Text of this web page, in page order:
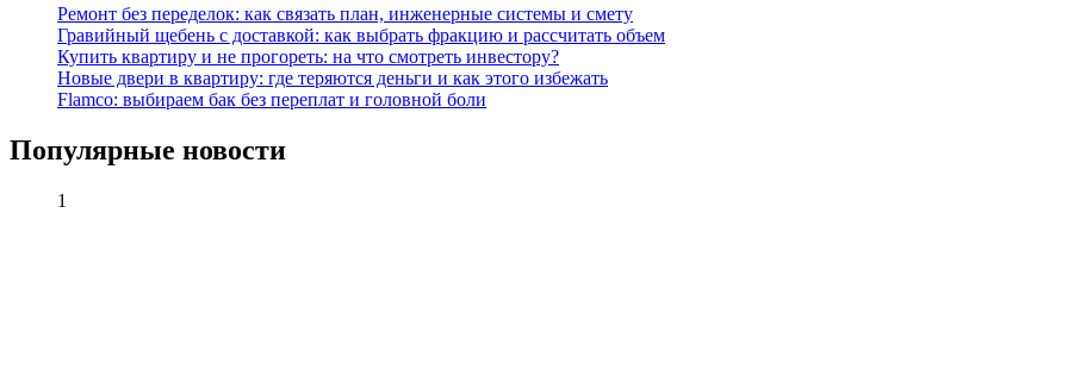
Ремонт без переделок: как связать план, инженерные системы и смету
Гравийный щебень с доставкой: как выбрать фракцию и рассчитать объем
Купить квартиру и не прогореть: на что смотреть инвестору?
Новые двери в квартиру: где теряются деньги и как этого избежать
Flamco: выбираем бак без переплат и головной боли
Популярные новости
1